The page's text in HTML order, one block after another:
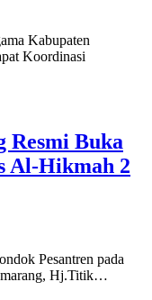
Kabupaten
Koordinasi
Resmi Buka
Al-Hikmah 2
Pesantren pada
Hj.Titik…